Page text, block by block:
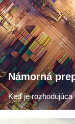
Námorná
Keď je